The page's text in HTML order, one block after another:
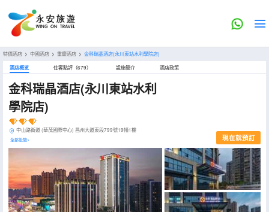
特價酒店 > 中國酒店 > 重慶酒店 > 金科瑞晶酒店(永川東站水利學院店)
酒店概览 住客點評（679） 設施簡介 酒店政策
金科瑞晶酒店(永川東站水利
學院店)
中山路街道 (華茂國際中心) 昌州大道東段799號19幢1樓
全部設施> 現在就預訂